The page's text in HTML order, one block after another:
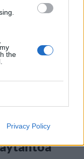
the
Privacy Policy